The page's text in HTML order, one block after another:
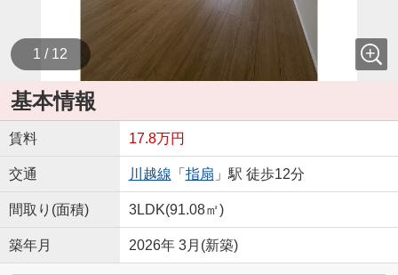
1 / 12
基本情報
賃料 17.8万円
交通 川越線 「 指扇 」駅 徒歩12分
間取り(面積) 3LDK(91.08㎡)
築年月 2026年 3月(新築)